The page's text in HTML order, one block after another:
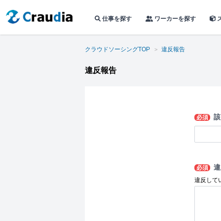
仕事を探す ワーカーを探す
クラウドソーシングTOP 違反報告
違反報告
必須
必須
違反して